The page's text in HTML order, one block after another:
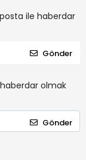
ile haberdar
Gönder
olmak
Gönder